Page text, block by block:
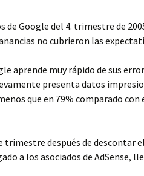
de Google del 4. trimestre de
no cubrieron las
aprende muy rápido de sus
presenta datos
que en 79% comparado
trimestre después de descontar
a los asociados de AdSense,